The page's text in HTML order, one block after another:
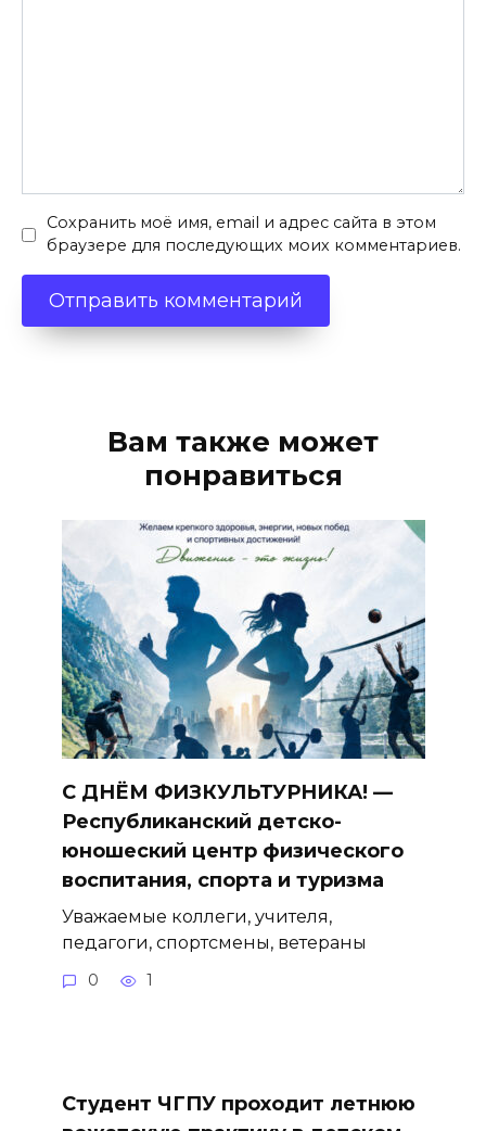
Сохранить моё имя, email и адрес сайта в этом
браузере для последующих моих комментариев.
Вам также может
понравиться
С ДНЁМ ФИЗКУЛЬТУРНИКА! —
Республиканский детско-
юношеский центр физического
воспитания, спорта и туризма
Уважаемые коллеги, учителя,
педагоги, спортсмены, ветераны
0 1
Студент ЧГПУ проходит летнюю